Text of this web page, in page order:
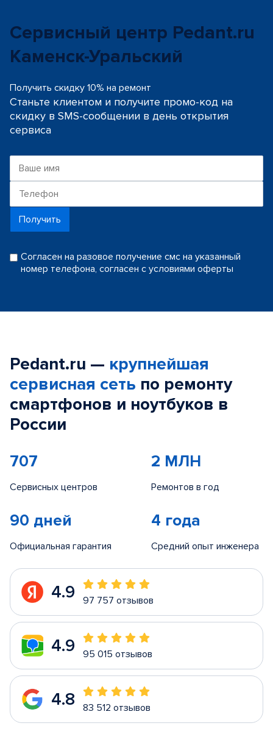
Сервисный центр Pedant.ru
Каменск-Уральский
Получить скидку 10% на ремонт
Станьте клиентом и получите промо-код на
скидку в SMS-сообщении в день открытия
сервиса
Получить
Согласен на разовое получение смс на указанный
номер телефона, согласен с условиями оферты
Pedant.ru — крупнейшая
сервисная сеть по ремонту
смартфонов и ноутбуков в
России
707
Сервисных центров
2 МЛН
Ремонтов в год
90 дней
Официальная гарантия
4 года
Средний опыт инженера
4.9 97 757 отзывов
4.9 95 015 отзывов
4.8 83 512 отзывов